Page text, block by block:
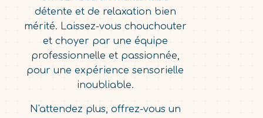
détente et de relaxation bien
mérité. Laissez-vous chouchouter
et choyer par une équipe
professionnelle et passionnée,
pour une expérience sensorielle
inoubliable.
N'attendez plus, offrez-vous un